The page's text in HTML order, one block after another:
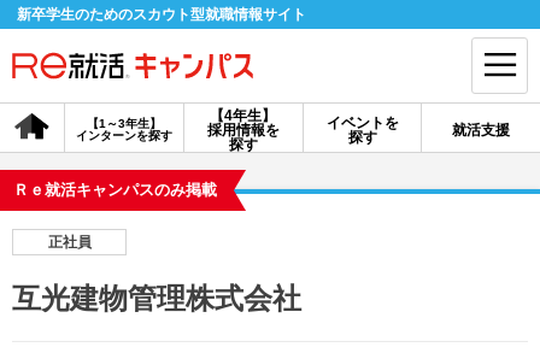
新卒学生のためのスカウト型就職情報サイト
【4年生】
採用情報を
探す
【1～3年生】
インターンを探す
イベントを
探す
就活支援
会員登録 ログイン
探す
Ｒｅ就活キャンパスのみ掲載
正社員
互光建物管理株式会社